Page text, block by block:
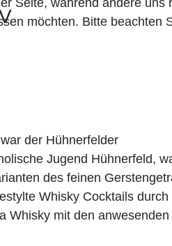
der Hühnerfelder
Jugend Hühnerfeld,
des feinen
Whisky Cocktails durch
Whisky mit den anwesenden
Seite, während andere
möchten. Bitte beachten